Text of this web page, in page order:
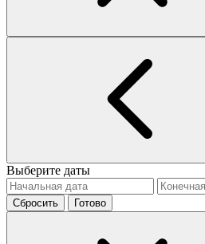
Выберите даты
Сбросить Готово